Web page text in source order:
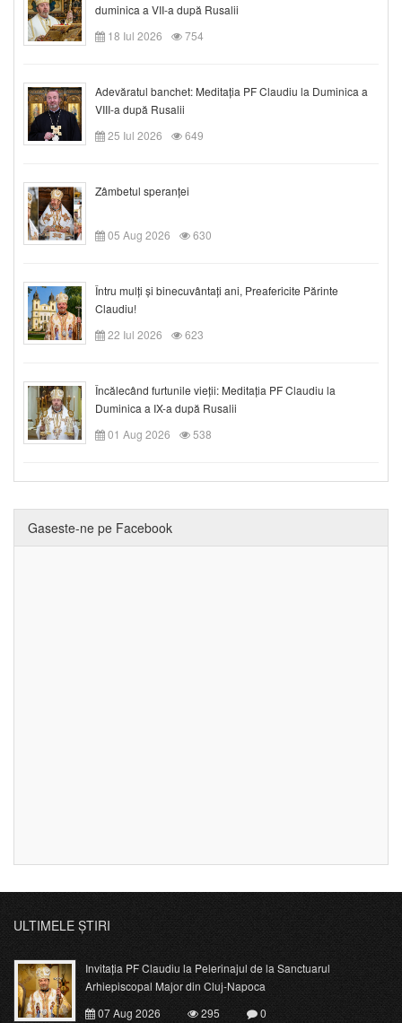
duminica a VII-a după Rusalii
18 Iul 2026
754
Adevăratul banchet: Meditația PF Claudiu la Duminica a
VIII-a după Rusalii
25 Iul 2026
649
Zâmbetul speranței
05 Aug 2026 630
Întru mulți și binecuvântați ani, Preafericite Părinte
Claudiu!
22 Iul 2026
623
Încălecând furtunile vieții: Meditația PF Claudiu la
Duminica a IX-a după Rusalii
01 Aug 2026
538
Gaseste-ne pe Facebook
ULTIMELE ȘTIRI
Invitația PF Claudiu la Pelerinajul de la Sanctuarul
Arhiepiscopal Major din Cluj-Napoca
07 Aug 2026
295
0